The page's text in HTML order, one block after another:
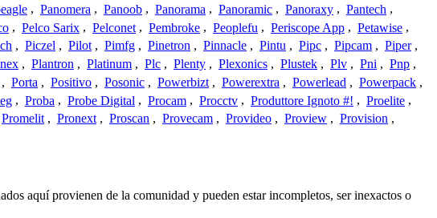
, Panomera , Panoob , Panorama , Panoramic , Panoraxy , Pantech ,
, Pelco Sarix , Pelconet , Pembroke , Peoplefu , Periscope App , Petawise ,
, Piczel , Pilot , Pimfg , Pinetron , Pinnacle , Pintu , Pipc , Pipcam , Piper ,
, Plantron , Platinum , Plc , Plenty , Plexonics , Plustek , Plv , Pni , Pnp ,
, Porta , Positivo , Posonic , Powerbizt , Powerextra , Powerlead , Powerpack ,
, Proba , Probe Digital , Procam , Procctv , Produttore Ignoto #! , Proelite ,
Promelit , Pronext , Proscan , Provecam , Provideo , Proview , Provision ,
aquí provienen de la comunidad y pueden estar incompletos, ser inexactos o